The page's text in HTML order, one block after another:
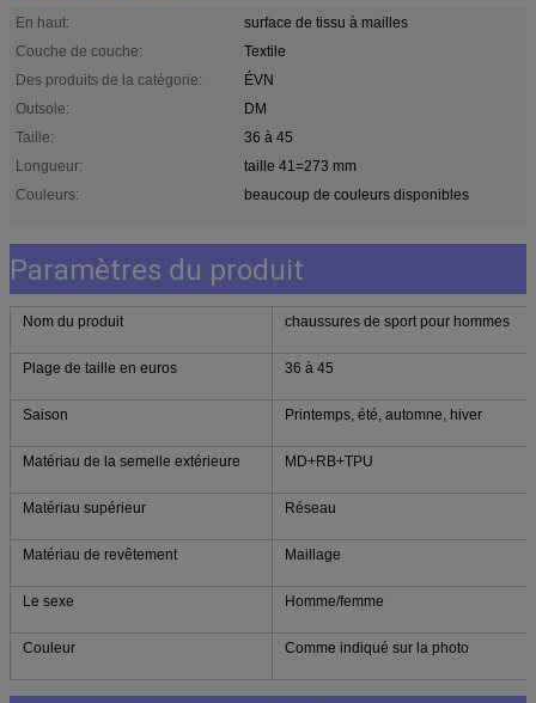
En haut:
surface de tissu à mailles
Couche de couche:
Textile
Des produits de la catégorie:
ÉVN
Outsole:
DM
Taille:
36 à 45
Longueur:
taille 41=273 mm
Couleurs:
beaucoup de couleurs disponibles
Paramètres du produit
Nom du produit chaussures de sport pour hommes
Plage de taille en euros 36 à 45
Saison Printemps, été, automne, hiver
Matériau de la semelle extérieure MD+RB+TPU
Matériau supérieur Réseau
Matériau de revêtement Maillage
Le sexe Homme/femme
Couleur Comme indiqué sur la photo